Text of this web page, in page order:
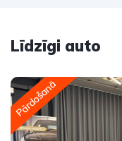
Līdzīgi auto
Pārdošanā